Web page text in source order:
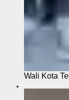
Wali Kota